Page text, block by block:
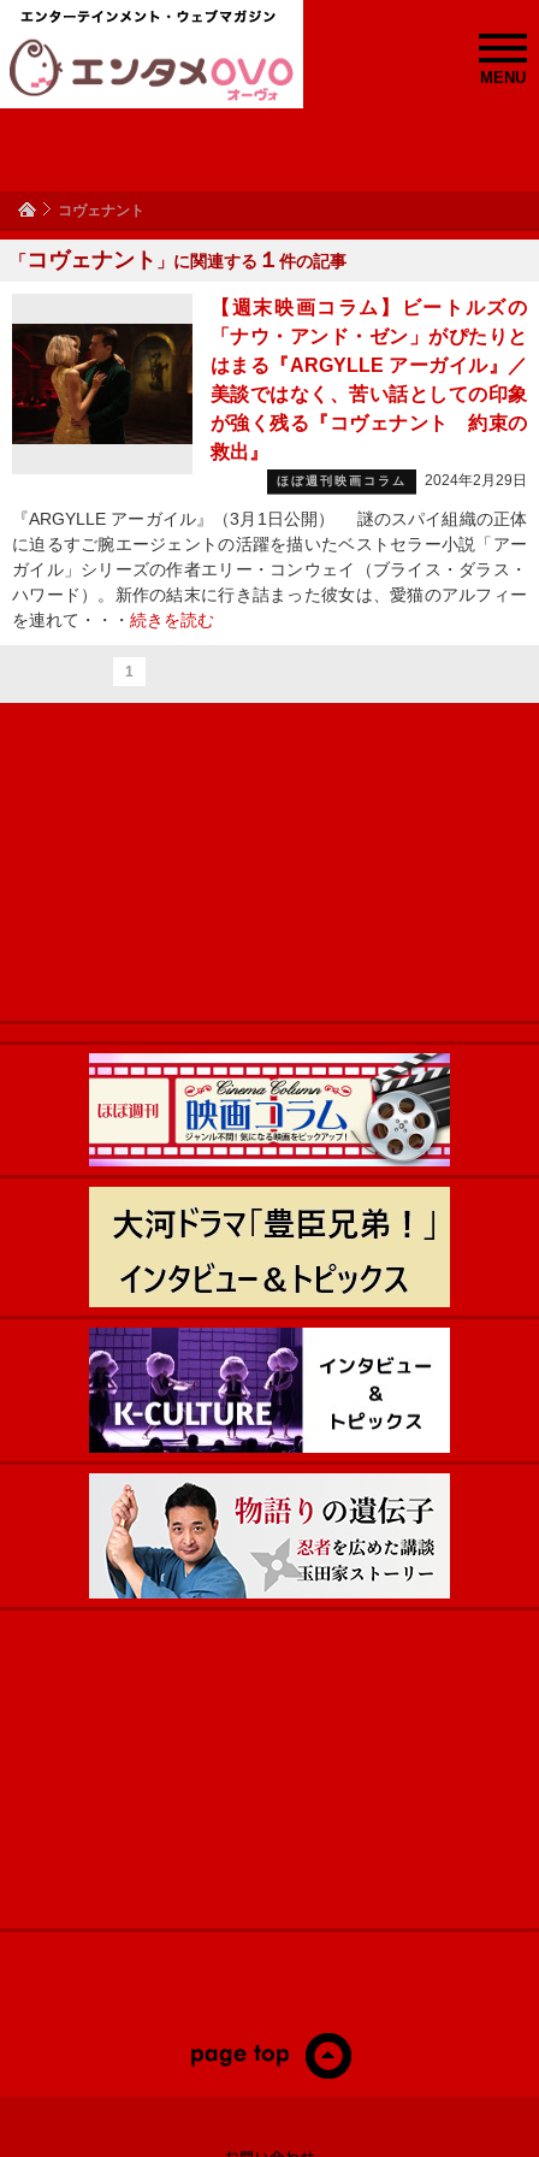
MENU
コヴェナント
「コヴェナント 」に関連する １ 件の記事
【週末映画コラム】ビートルズの
「ナウ・アンド・ゼン」がぴたりと
はまる『ARGYLLE アーガイル』／
美談ではなく、苦い話としての印象
が強く残る『コヴェナント 約束の
救出』
ほぼ週刊映画コラム 2024年2月29日
『ARGYLLE アーガイル』（3月1日公開） 謎のスパイ組織の正体
に迫るすご腕エージェントの活躍を描いたベストセラー小説「アー
ガイル」シリーズの作者エリー・コンウェイ（ブライス・ダラス・
ハワード）。新作の結末に行き詰まった彼女は、愛猫のアルフィー
を連れて・・・ 続きを読む
1